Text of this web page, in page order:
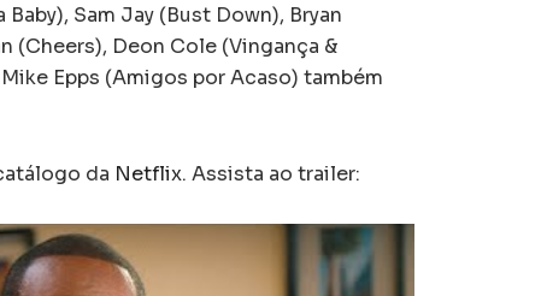
Sam Jay (Bust Down), Bryan
(Cheers), Deon Cole (Vingança &
Epps (Amigos por Acaso) também
da Netflix. Assista ao trailer: